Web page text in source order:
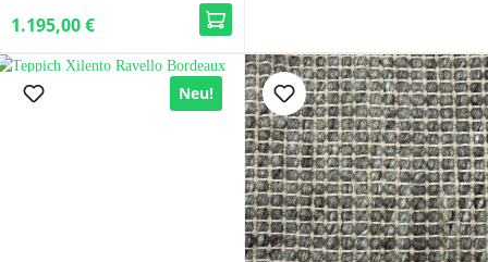
1.195,00 €
Neu!